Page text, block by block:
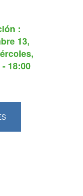
:
13,
18:00